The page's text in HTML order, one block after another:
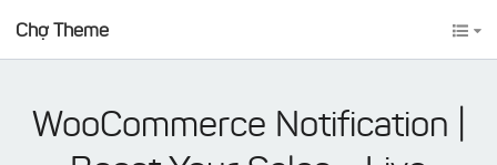
Chợ Theme
WooCommerce Notification |